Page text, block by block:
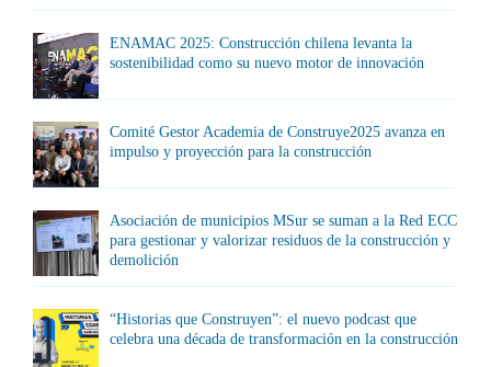
ENAMAC 2025: Construcción chilena levanta la
sostenibilidad como su nuevo motor de innovación
Comité Gestor Academia de Construye2025 avanza en
impulso y proyección para la construcción
Asociación de municipios MSur se suman a la Red ECC
para gestionar y valorizar residuos de la construcción y
demolición
“Historias que Construyen”: el nuevo podcast que
celebra una década de transformación en la construcción